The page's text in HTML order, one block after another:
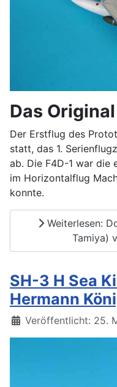
Das Original
Der Erstflug des
statt, das 1.
ab. Die F4D-1 war die
im Horizontalflug
konnte.
Weiterlesen:
Tamiya)
SH-3 H Sea
Hermann
Details
Veröffentlicht: 25.